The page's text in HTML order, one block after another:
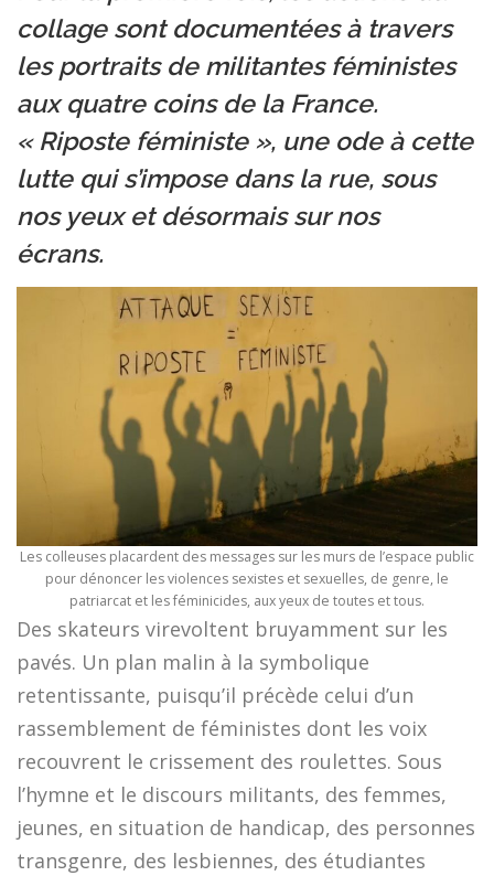
AU GRÉ DES RENCONTRES
collage sont documentées à travers
les portraits de militantes féministes
aux quatre coins de la France.
« Riposte féministe », une ode à cette
lutte qui s’impose dans la rue, sous
nos yeux et désormais sur nos
écrans.
Les colleuses placardent des messages sur les murs de l’espace public
pour dénoncer les violences sexistes et sexuelles, de genre, le
patriarcat et les féminicides, aux yeux de toutes et tous.
Des skateurs virevoltent bruyamment sur les
pavés. Un plan malin à la symbolique
retentissante, puisqu’il précède celui d’un
rassemblement de féministes dont les voix
recouvrent le crissement des roulettes. Sous
l’hymne et le discours militants, des femmes,
jeunes, en situation de handicap, des personnes
transgenre, des lesbiennes, des étudiantes